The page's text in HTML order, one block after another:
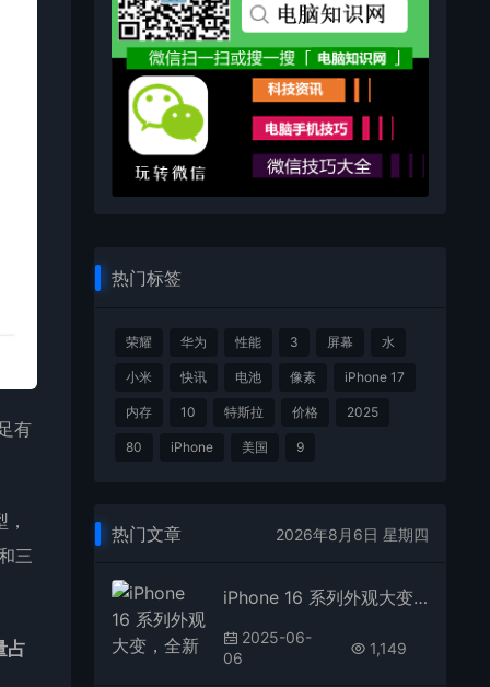
有
三
占
热门标签
荣耀 华为 性能 3 屏幕 水
小米 快讯 电池 像素 iPhone 17
内存 10 特斯拉 价格 2025
80 iPhone 美国 9
热门文章 2026年8月6日 星期四
iPhone 16 系列外观大变，全新相机岛设计！
2025-06-
06
1,149